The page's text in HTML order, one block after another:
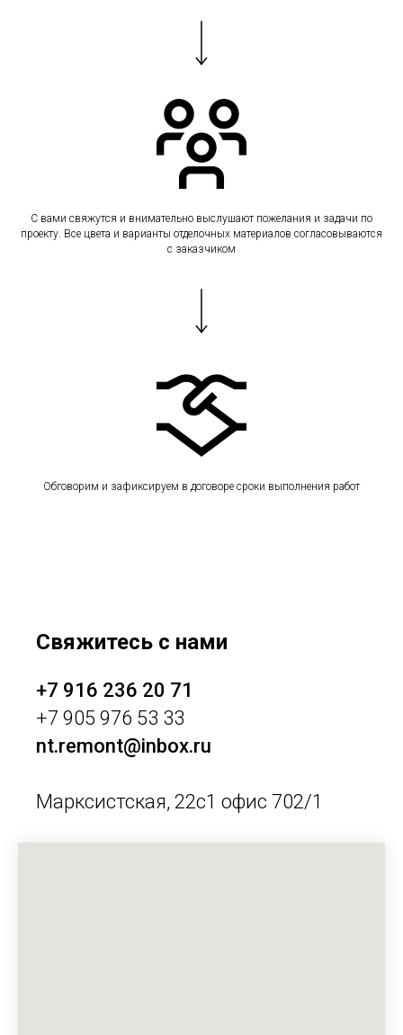
С вами свяжутся и внимательно выслушают пожелания и задачи по
проекту. Все цвета и варианты отделочных материалов согласовываются
с заказчиком
Обговорим и зафиксируем в договоре сроки выполнения работ
Свяжитесь с нами
+7 916 236 20 71
+7 905 976 53 33
nt.remont@inbox.ru
Марксистская, 22с1 офис 702/1